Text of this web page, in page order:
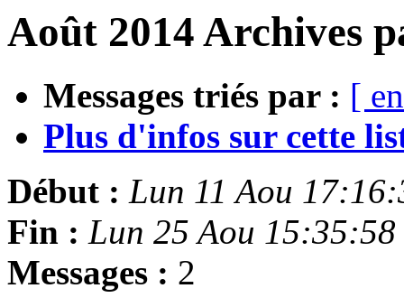
Août 2014 Archives
Messages triés par : [
Plus d'infos sur cette
Début : Lun 11 Aou
Fin : Lun 25 Aou
Messages : 2